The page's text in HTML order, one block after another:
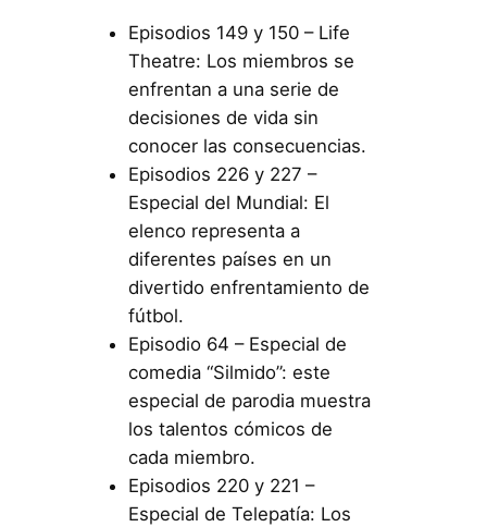
Episodios 149 y 150 – Life
Theatre: Los miembros se
enfrentan a una serie de
decisiones de vida sin
conocer las consecuencias.
Episodios 226 y 227 –
Especial del Mundial: El
elenco representa a
diferentes países en un
divertido enfrentamiento de
fútbol.
Episodio 64 – Especial de
comedia “Silmido”: este
especial de parodia muestra
los talentos cómicos de
cada miembro.
Episodios 220 y 221 –
Especial de Telepatía: Los